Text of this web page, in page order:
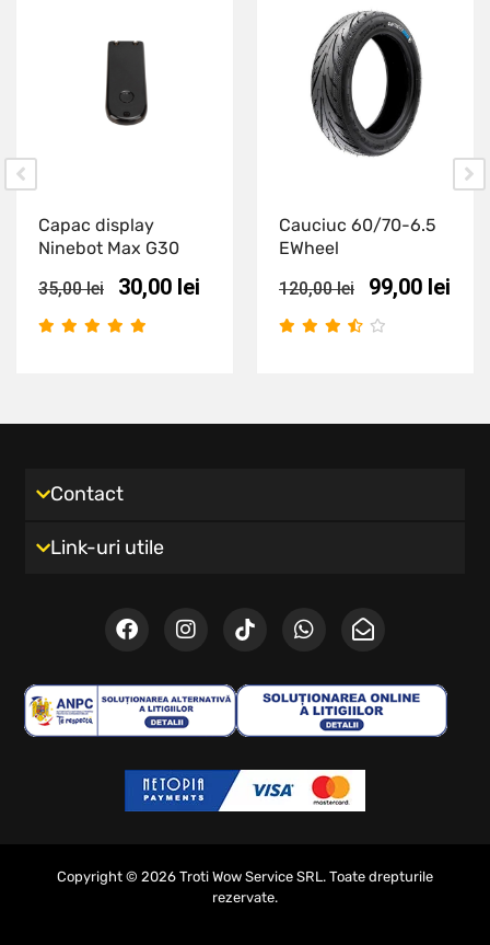
Capac display
Ninebot Max G30
35,00lei 30,00 lei
Cauciuc 60/70-6.5
EWheel
120,00lei 99,00 lei
Contact
Link-uri utile
Copyright © 2026 Troti Wow Service SRL. Toate drepturile
rezervate.